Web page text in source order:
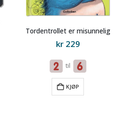
Tordentrollet er misunnelig
kr229
til
KJØP